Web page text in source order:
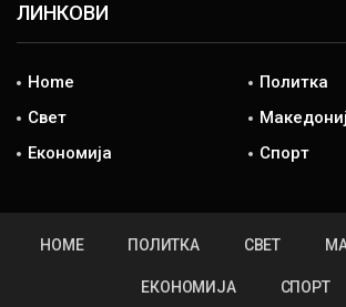
ЛИНКОВИ
Home
Политка
Свет
Економија
Спорт
HOME ПОЛИТКА СВЕТ
ЕКОНОМИЈА СПОРТ